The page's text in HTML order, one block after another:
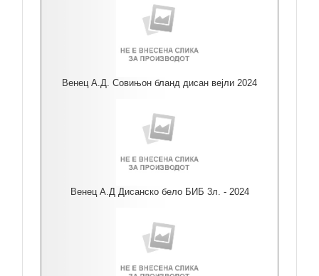
Венец А.Д. Совињон бланд дисан вејли 2024
Венец А.Д Дисанско бело БИБ 3л. - 2024